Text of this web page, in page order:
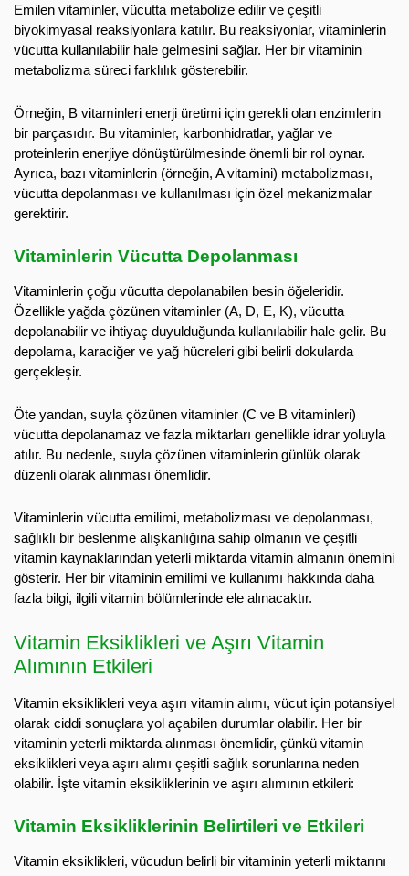
Emilen vitaminler, vücutta metabolize edilir ve çeşitli
biyokimyasal reaksiyonlara katılır. Bu reaksiyonlar, vitaminlerin
vücutta kullanılabilir hale gelmesini sağlar. Her bir vitaminin
metabolizma süreci farklılık gösterebilir.
Örneğin, B vitaminleri enerji üretimi için gerekli olan enzimlerin
bir parçasıdır. Bu vitaminler, karbonhidratlar, yağlar ve
proteinlerin enerjiye dönüştürülmesinde önemli bir rol oynar.
Ayrıca, bazı vitaminlerin (örneğin, A vitamini) metabolizması,
vücutta depolanması ve kullanılması için özel mekanizmalar
gerektirir.
Vitaminlerin Vücutta Depolanması
Vitaminlerin çoğu vücutta depolanabilen besin öğeleridir.
Özellikle yağda çözünen vitaminler (A, D, E, K), vücutta
depolanabilir ve ihtiyaç duyulduğunda kullanılabilir hale gelir. Bu
depolama, karaciğer ve yağ hücreleri gibi belirli dokularda
gerçekleşir.
Öte yandan, suyla çözünen vitaminler (C ve B vitaminleri)
vücutta depolanamaz ve fazla miktarları genellikle idrar yoluyla
atılır. Bu nedenle, suyla çözünen vitaminlerin günlük olarak
düzenli olarak alınması önemlidir.
Vitaminlerin vücutta emilimi, metabolizması ve depolanması,
sağlıklı bir beslenme alışkanlığına sahip olmanın ve çeşitli
vitamin kaynaklarından yeterli miktarda vitamin almanın önemini
gösterir. Her bir vitaminin emilimi ve kullanımı hakkında daha
fazla bilgi, ilgili vitamin bölümlerinde ele alınacaktır.
Vitamin Eksiklikleri ve Aşırı Vitamin
Alımının Etkileri
Vitamin eksiklikleri veya aşırı vitamin alımı, vücut için potansiyel
olarak ciddi sonuçlara yol açabilen durumlar olabilir. Her bir
vitaminin yeterli miktarda alınması önemlidir, çünkü vitamin
eksiklikleri veya aşırı alımı çeşitli sağlık sorunlarına neden
olabilir. İşte vitamin eksikliklerinin ve aşırı alımının etkileri:
Vitamin Eksikliklerinin Belirtileri ve Etkileri
Vitamin eksiklikleri, vücudun belirli bir vitaminin yeterli miktarını